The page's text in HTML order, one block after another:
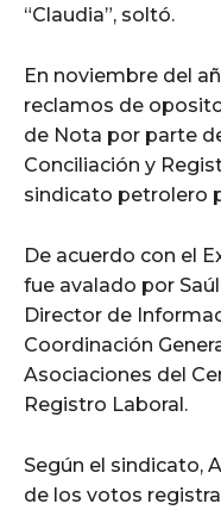
“Claudia”, soltó.
En noviembre del
reclamos de
de Nota por parte
Conciliación y
sindicato petrolero
De acuerdo con el
fue avalado por
Director de
Coordinación
Asociaciones del
Registro Laboral.
Según el sindicato,
de los votos